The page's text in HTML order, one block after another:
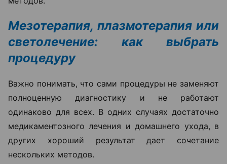
Мезотерапия, плазмотерапия или
светолечение: как выбрать
процедуру
Важно понимать, что сами процедуры не заменяют
полноценную диагностику и не работают
одинаково для всех. В одних случаях достаточно
медикаментозного лечения и домашнего ухода, в
других хороший результат дает сочетание
нескольких методов.